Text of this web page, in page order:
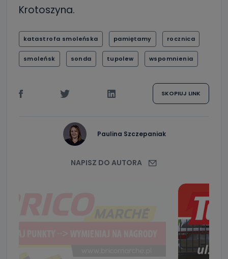
Krotoszyna.
katastrofa smoleńska pamiętamy rocznica
smoleńsk sonda tupolew wspomnienia
SKOPIUJ LINK
Paulina Szczepaniak
NAPISZ DO AUTORA